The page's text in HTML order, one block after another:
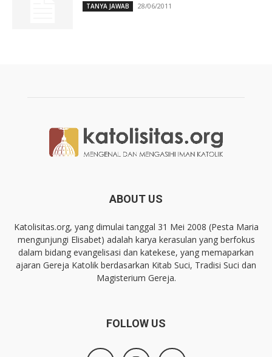
TANYA JAWAB 28/06/2011
ABOUT US
Katolisitas.org, yang dimulai tanggal 31 Mei 2008 (Pesta Maria
mengunjungi Elisabet) adalah karya kerasulan yang berfokus
dalam bidang evangelisasi dan katekese, yang memaparkan
ajaran Gereja Katolik berdasarkan Kitab Suci, Tradisi Suci dan
Magisterium Gereja.
FOLLOW US